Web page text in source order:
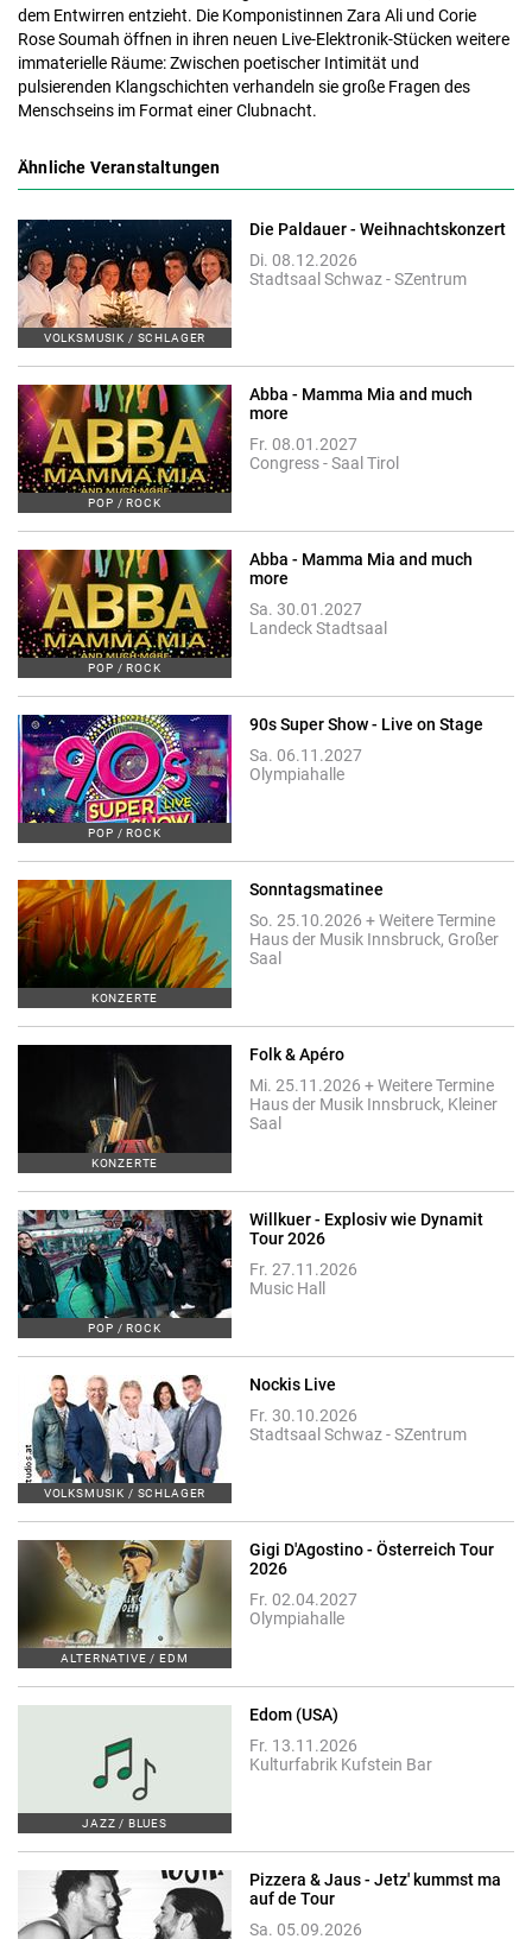
dem Entwirren entzieht. Die Komponistinnen Zara Ali und Corie
Rose Soumah öffnen in ihren neuen Live-Elektronik-Stücken weitere
immaterielle Räume: Zwischen poetischer Intimität und
pulsierenden Klangschichten verhandeln sie große Fragen des
Menschseins im Format einer Clubnacht.
Ähnliche Veranstaltungen
VOLKSMUSIK / SCHLAGER
Die Paldauer - Weihnachtskonzert
Di. 08.12.2026
Stadtsaal Schwaz - SZentrum
POP / ROCK
Abba - Mamma Mia and much
more
Fr. 08.01.2027
Congress - Saal Tirol
POP / ROCK
Abba - Mamma Mia and much
more
Sa. 30.01.2027
Landeck Stadtsaal
POP / ROCK
90s Super Show - Live on Stage
Sa. 06.11.2027
Olympiahalle
KONZERTE
Sonntagsmatinee
So. 25.10.2026 + Weitere Termine
Haus der Musik Innsbruck, Großer
Saal
KONZERTE
Folk & Apéro
Mi. 25.11.2026 + Weitere Termine
Haus der Musik Innsbruck, Kleiner
Saal
POP / ROCK
Willkuer - Explosiv wie Dynamit
Tour 2026
Fr. 27.11.2026
Music Hall
VOLKSMUSIK / SCHLAGER
Nockis Live
Fr. 30.10.2026
Stadtsaal Schwaz - SZentrum
ALTERNATIVE / EDM
Gigi D'Agostino - Österreich Tour
2026
Fr. 02.04.2027
Olympiahalle
JAZZ / BLUES
Edom (USA)
Fr. 13.11.2026
Kulturfabrik Kufstein Bar
Pizzera & Jaus - Jetz' kummst ma
auf de Tour
Sa. 05.09.2026